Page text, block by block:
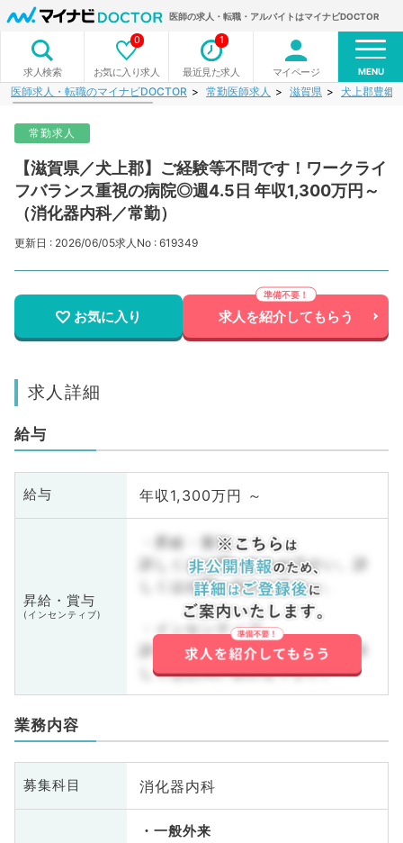
医師の求人・転職・アルバイトはマイナビDOCTOR
求人検索 お気に入り求人
0
最近見た求人
1
マイページ MENU
医師求人・転職のマイナビDOCTOR 常勤医師求人 滋賀県 犬上郡豊郷
常勤求人
【滋賀県／犬上郡】ご経験等不問です！ワークライ
フバランス重視の病院◎週4.5日 年収1,300万円～
（消化器内科／常勤）
更新日 : 2026/06/05求人No : 619349
お気に入り 求人を紹介してもらう
求人詳細
給与
給与 年収1,300万円 ～
昇給・賞与
(インセンティブ)
・昇給・賞与
詳しくはお問い合わせ下さい。詳
しくはお問い合わせ下さい。
・インセンティブ
詳しくはお問い合わせ下さい。詳
しくはお問い合わせ下さい。
業務内容
募集科目 消化器内科
一般外来